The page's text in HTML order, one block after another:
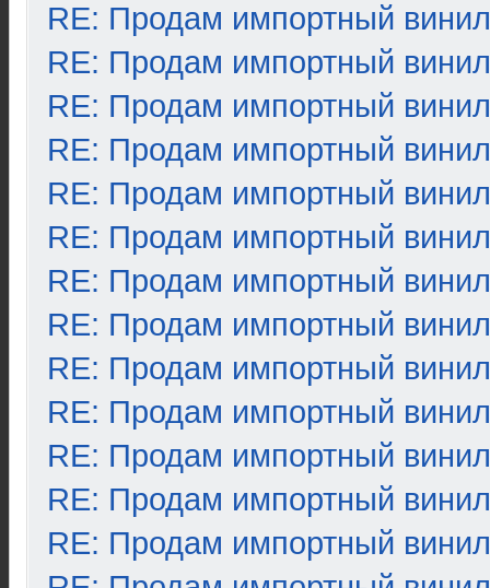
RE: Продам импортный винил
RE: Продам импортный винил
RE: Продам импортный винил
RE: Продам импортный винил
RE: Продам импортный винил
RE: Продам импортный винил
RE: Продам импортный винил
RE: Продам импортный винил
RE: Продам импортный винил
RE: Продам импортный винил
RE: Продам импортный винил
RE: Продам импортный винил
RE: Продам импортный винил